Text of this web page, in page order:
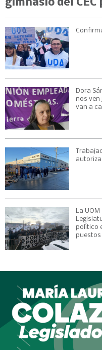
gimnasio del
Dora
nos ven
van a
La
político